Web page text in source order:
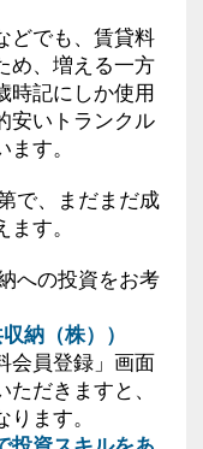
どでも、賃貸料
め、増える一方
時記にしか使用
安いトランクル
す。
で、まだまだ成
す。
への投資をお考
納（株））
会員登録」画面
だきますと、
ます。